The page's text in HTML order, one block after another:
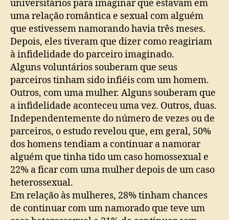
universitários para imaginar que estavam em
uma relação romântica e sexual com alguém
que estivessem namorando havia três meses.
Depois, eles tiveram que dizer como reagiriam
à infidelidade do parceiro imaginado.
Alguns voluntários souberam que seus
parceiros tinham sido infiéis com um homem.
Outros, com uma mulher. Alguns souberam que
a infidelidade aconteceu uma vez. Outros, duas.
Independentemente do número de vezes ou de
parceiros, o estudo revelou que, em geral, 50%
dos homens tendiam a continuar a namorar
alguém que tinha tido um caso homossexual e
22% a ficar com uma mulher depois de um caso
heterossexual.
Em relação às mulheres, 28% tinham chances
de continuar com um namorado que teve um